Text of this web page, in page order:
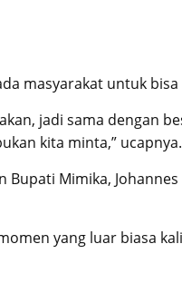
masyarakat untuk
jadi sama dengan
kita minta,” ucapnya.
Mimika,
yang luar biasa